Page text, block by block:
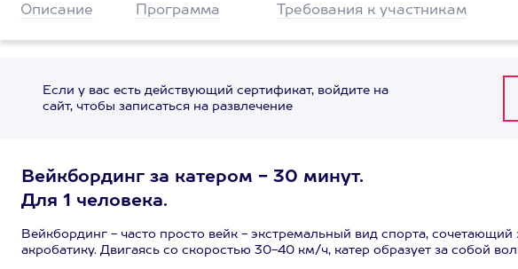
Описание Программа Требования к участникам
Если у вас есть действующий сертификат, войдите на
сайт, чтобы записаться на развлечение
Вейкбординг за катером - 30 минут.
Для 1 человека.
Вейкбординг - часто просто вейк - экстремальный вид спорта,
акробатику. Двигаясь со скоростью 30-40 км/ч, катер образует за собой